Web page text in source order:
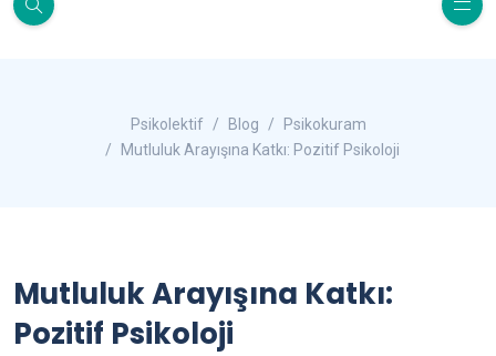
Psikolektif Blog
Psikokuram
Mutluluk Arayışına Katkı: Pozitif Psikoloji
Mutluluk Arayışına Katkı:
Pozitif Psikoloji